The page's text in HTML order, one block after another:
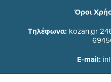
Όροι
Τηλέφωνα: kozan.gr
E-mail: